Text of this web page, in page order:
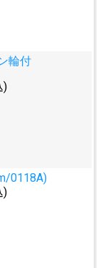
輪付
)
0118A)
)